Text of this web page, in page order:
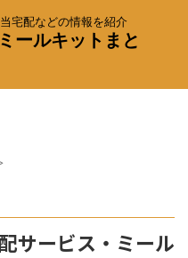
宅配などの情報を紹介
ールキットまと
サービス・ミール